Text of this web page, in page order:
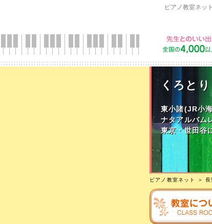
ピアノ教室ネッ
くろと
東小諸(JR小
ナタアルバム
東京・世田谷
ピアノ教室ネット ＞長